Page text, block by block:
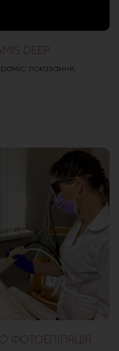
DEEP
показання,
ФОТОЕПІЛЯЦІЯ